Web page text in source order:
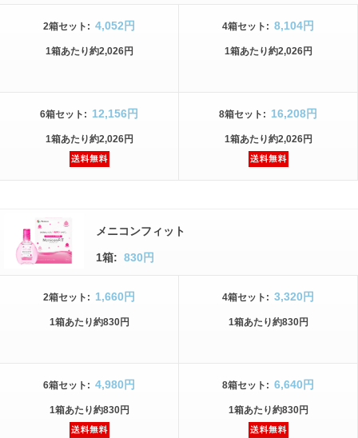
2箱セット : 4,052円
1箱あたり約2,026円
4箱セット : 8,104円
1箱あたり約2,026円
6箱セット : 12,156円
1箱あたり約2,026円
8箱セット : 16,208円
1箱あたり約2,026円
メニコンフィット
1箱: 830円
2箱セット : 1,660円
1箱あたり約830円
4箱セット : 3,320円
1箱あたり約830円
6箱セット : 4,980円
1箱あたり約830円
8箱セット : 6,640円
1箱あたり約830円